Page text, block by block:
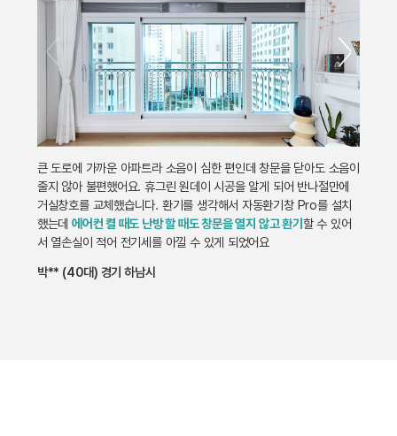
큰 도로에 가까운 아파트라 소음이 심한 편인데 창문을 닫아도 소음이
줄지 않아 불편했어요. 휴그린 원데이 시공을 알게 되어 반나절만에
거실창호를 교체했습니다. 환기를 생각해서 자동환기창 Pro를 설치
했는데 에어컨 켤 때도 난방 할 때도 창문을 열지 않고 환기할 수 있어
서 열손실이 적어 전기세를 아낄 수 있게 되었어요
박** (40대) 경기 하남시